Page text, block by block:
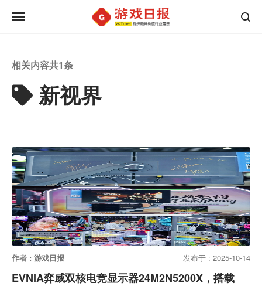
相关内容共1条
新视界
作者 : 游戏日报 发布于 : 2025-10-14
EVNIA弈威双核电竞显示器24M2N5200X，搭载